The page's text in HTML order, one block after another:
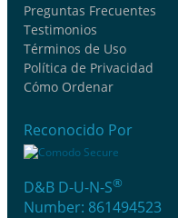
Preguntas Frecuentes
Testimonios
Términos de Uso
Política de Privacidad
Cómo Ordenar
Reconocido Por
D&B D-U-N-S®
Number: 861494523